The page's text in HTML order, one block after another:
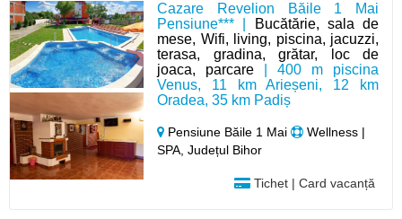
Cazare Revelion Băile 1 Mai
Pensiune*** |
Bucătărie, sala de
mese, Wifi, living, piscina, jacuzzi,
terasa, gradina, grătar, loc de
joaca, parcare | 400 m piscina
Venus, 11 km Arieșeni, 12 km
Oradea, 35 km Padiș
Pensiune Băile 1 Mai
Wellness |
SPA, Județul Bihor
Tichet | Card vacanță